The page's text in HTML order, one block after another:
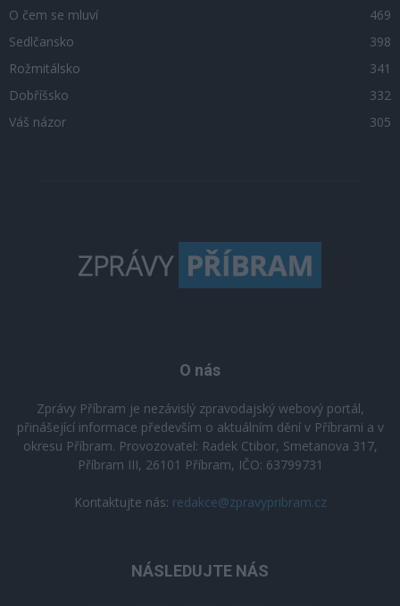
O čem se mluví
469
Sedlčansko
398
Rožmitálsko
341
Dobříšsko
332
Váš názor
305
O nás
Zprávy Příbram je nezávislý zpravodajský webový portál,
přinášející informace především o aktuálním dění v Příbrami a v
okresu Příbram. Provozovatel: Radek Ctibor, Smetanova 317,
Příbram III, 26101 Příbram, IČO: 63799731
Kontaktujte nás: redakce@zpravypribram.cz
NÁSLEDUJTE NÁS